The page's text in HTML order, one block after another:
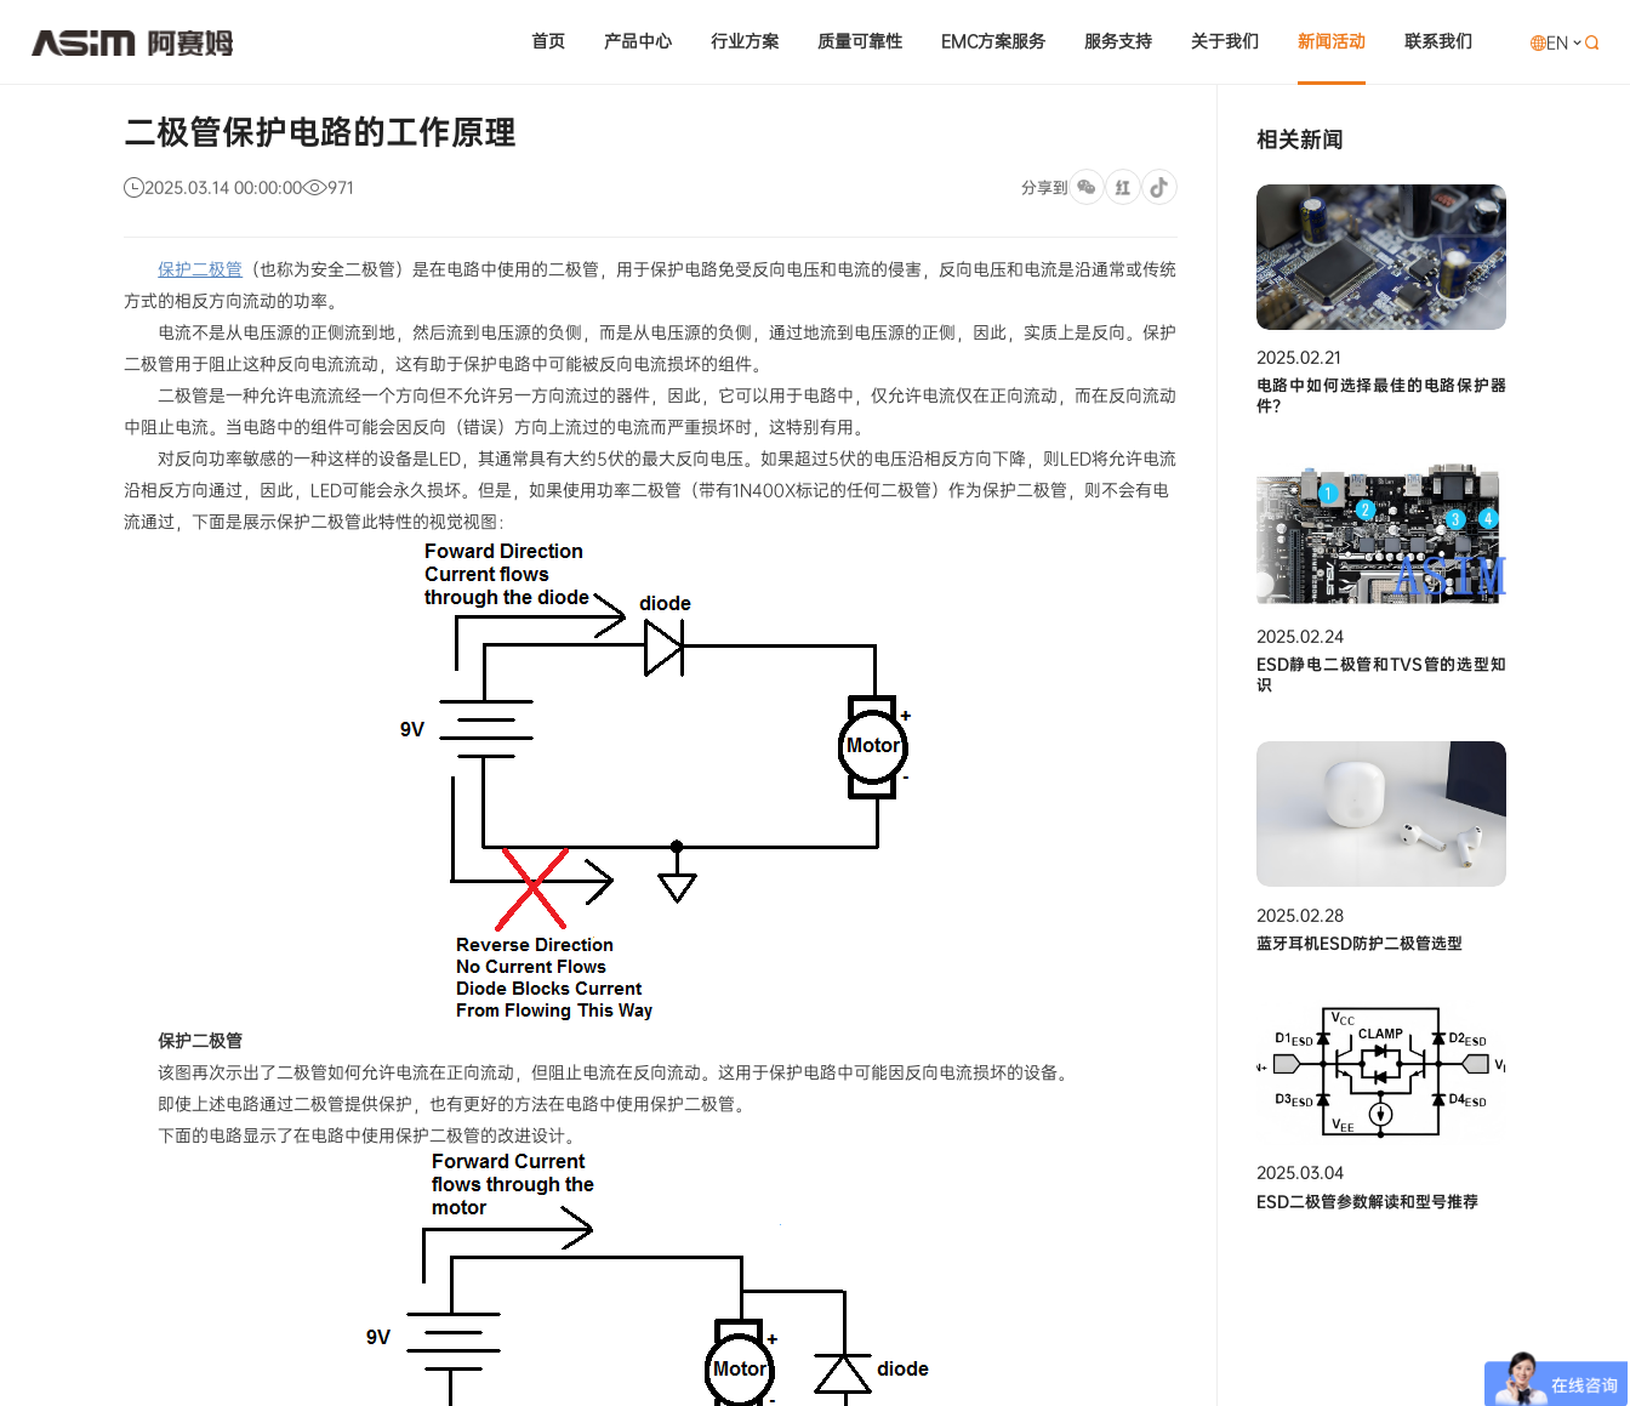
首页 产品中心 行业方案 质量可靠性 EMC方案服务 服务支持 关于我们 新闻活动 联系我们 EN 
二极管保护电路的工作原理
2025.03.14 00:00:00 971 分享到
保护二极管 （也称为安全二极管）是在电路中使用的二极管，用于保护电路免受反向电压和电流的侵害，反向电压和电流是沿通常或传统
方式的相反方向流动的功率。
电流不是从电压源的正侧流到地，然后流到电压源的负侧，而是从电压源的负侧，通过地流到电压源的正侧，因此，实质上是反向。保护
二极管用于阻止这种反向电流流动，这有助于保护电路中可能被反向电流损坏的组件。
二极管是一种允许电流流经一个方向但不允许另一方向流过的器件，因此，它可以用于电路中，仅允许电流仅在正向流动，而在反向流动
中阻止电流。当电路中的组件可能会因反向（错误）方向上流过的电流而严重损坏时，这特别有用。
对反向功率敏感的一种这样的设备是LED，其通常具有大约5伏的最大反向电压。如果超过5伏的电压沿相反方向下降，则LED将允许电流
沿相反方向通过，因此，LED可能会永久损坏。但是，如果使用功率二极管（带有1N400X标记的任何二极管）作为保护二极管，则不会有电
流通过，下面是展示保护二极管此特性的视觉视图：
保护二极管
该图再次示出了二极管如何允许电流在正向流动，但阻止电流在反向流动。这用于保护电路中可能因反向电流损坏的设备。
即使上述电路通过二极管提供保护，也有更好的方法在电路中使用保护二极管。
下面的电路显示了在电路中使用保护二极管的改进设计。
相关新闻
2025.02.21
电路中如何选择最佳的电路保护器
件？
2025.02.24
ESD静电二极管和TVS管的选型知
识
2025.02.28
蓝牙耳机ESD防护二极管选型
2025.03.04
ESD二极管参数解读和型号推荐